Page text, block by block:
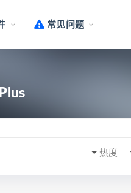
常见问题
热度